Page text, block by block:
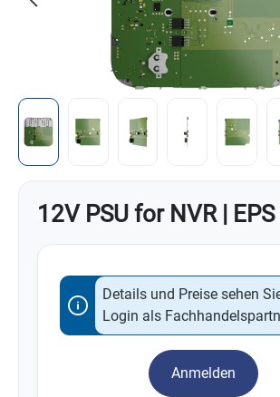
12V PSU for NVR |
Details und Preise sehen
Login als
Anmelden